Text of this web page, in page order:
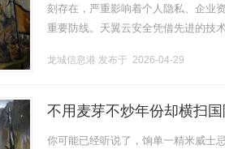
刻存在，严重影响着个人隐私、企业
重要防线。天翼云安全凭借先进的技
输过程中，.........
龙城信息港 发布于 2026-04-29
不用麦芽不炒年份却横扫
你可能已经听说了，饷单一精米威士